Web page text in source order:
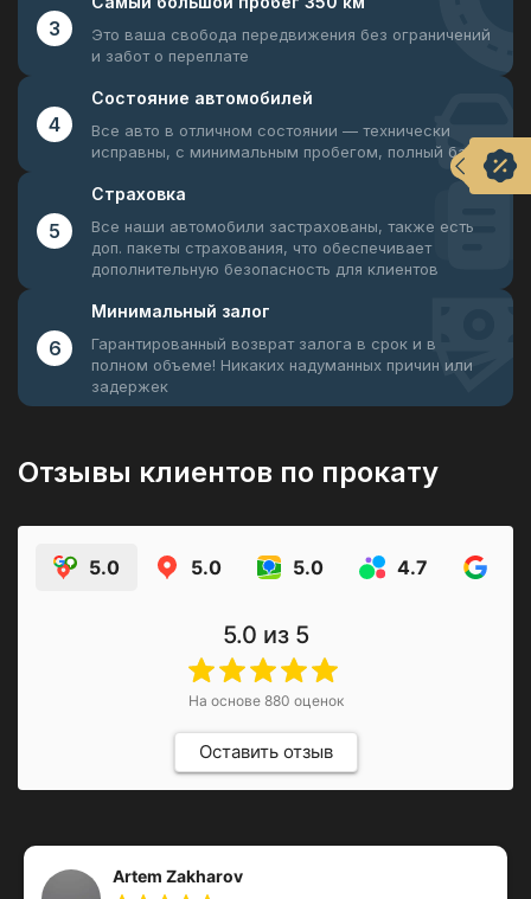
3 Это ваша свобода передвижения без ограничений
и забот о переплате
4
Состояние автомобилей
Все авто в отличном состоянии — технически
исправны, с минимальным пробегом, полный бак
5
Страховка
Все наши автомобили застрахованы, также есть
доп. пакеты страхования, что обеспечивает
дополнительную безопасность для клиентов
6
Минимальный залог
Гарантированный возврат залога в срок и в
полном объеме! Никаких надуманных причин или
задержек
Отзывы клиентов по прокату
5.0 5.0 5.0 4.7
5.0 из 5
На основе 880 оценок
Оставить отзыв
Artem Zakharov